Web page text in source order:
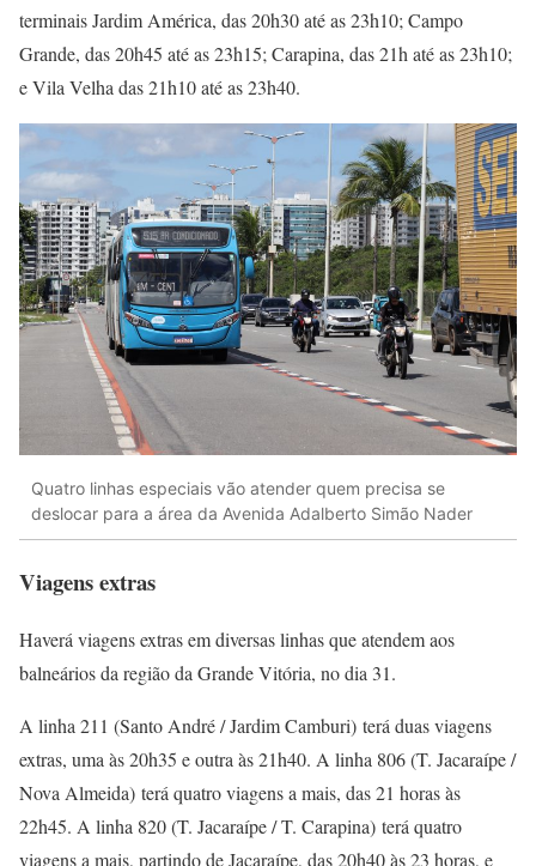
terminais Jardim América, das 20h30 até as 23h10; Campo
Grande, das 20h45 até as 23h15; Carapina, das 21h até as 23h10;
e Vila Velha das 21h10 até as 23h40.
Quatro linhas especiais vão atender quem precisa se
deslocar para a área da Avenida Adalberto Simão Nader
Viagens extras
Haverá viagens extras em diversas linhas que atendem aos
balneários da região da Grande Vitória, no dia 31.
A linha 211 (Santo André / Jardim Camburi) terá duas viagens
extras, uma às 20h35 e outra às 21h40. A linha 806 (T. Jacaraípe /
Nova Almeida) terá quatro viagens a mais, das 21 horas às
22h45. A linha 820 (T. Jacaraípe / T. Carapina) terá quatro
viagens a mais, partindo de Jacaraípe, das 20h40 às 23 horas, e